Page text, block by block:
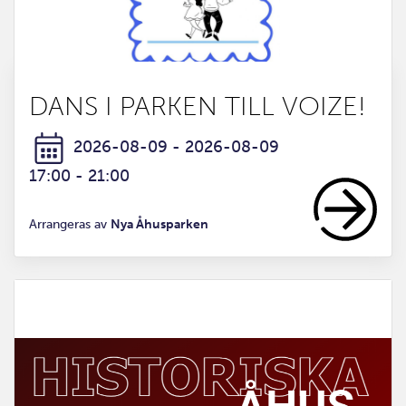
DANS I PARKEN TILL VOIZE!
2026-08-09 - 2026-08-09
17:00 - 21:00
Arrangeras av Nya Åhusparken